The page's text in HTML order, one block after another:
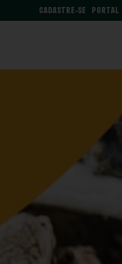
PORTAL
CADASTRE-SE